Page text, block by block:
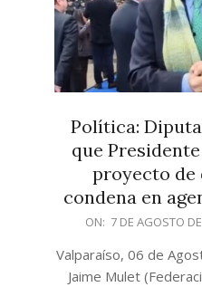
Política:
que
proyecto de
condena en
2026-
07
ON: 7 DE AGOSTO
Valparaíso, 06 de
Jaime Mulet